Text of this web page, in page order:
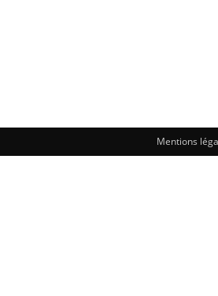
Mentions